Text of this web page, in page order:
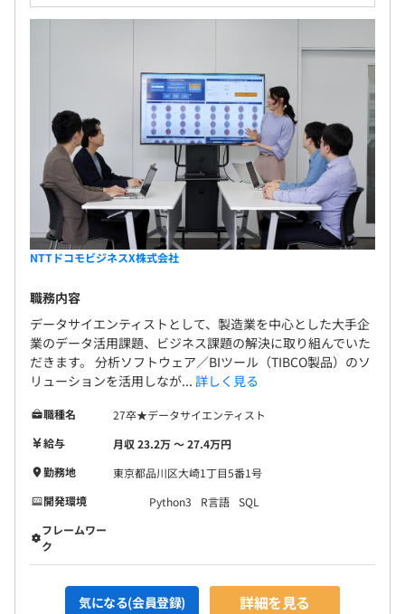
NTTドコモビジネスX株式会社
職務内容
データサイエンティストとして、製造業を中心とした大手企
業のデータ活用課題、ビジネス課題の解決に取り組んでいた
だきます。 分析ソフトウェア／BIツール（TIBCO製品）のソ
リューションを活用しなが... 詳しく見る
職種名
27卒★データサイエンティスト
給与
月収 23.2万 〜 27.4万円
勤務地
東京都品川区大崎1丁目5番1号
開発環境
Python3 R言語 SQL
フレームワー
ク
気になる(会員登録) 詳細を見る